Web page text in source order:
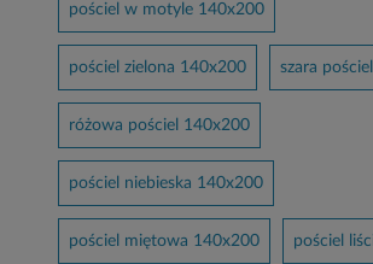
pościel w motyle 140x200
pościel zielona 140x200 szara
różowa pościel 140x200
pościel niebieska 140x200
pościel miętowa 140x200 pościel